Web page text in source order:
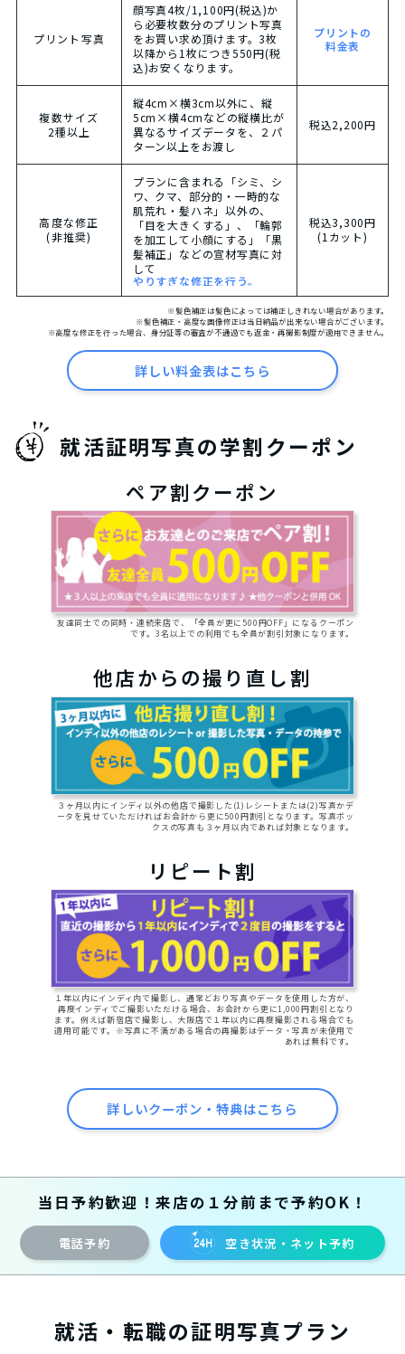
プリント写真
顔写真4枚/1,100円(税込)か
ら必要枚数分のプリント写真
をお買い求め頂けます。3枚
以降から1枚につき550円(税
込)お安くなります。
プリントの
料金表
複数サイズ
2種以上
縦4cm×横3cm以外に、縦
5cm×横4cmなどの縦横比が
異なるサイズデータを、２パ
ターン以上をお渡し
税込2,200円
高度な修正
(非推奨)
プランに含まれる「シミ、シ
ワ、クマ、部分的・一時的な
肌荒れ・髪ハネ」以外の、
「目を大きくする」、「輪郭
を加工して小顔にする」「黒
髪補正」などの宣材写真に対
して
やりすぎな修正を行う。
税込3,300円
(1カット)
※髪色補正は髪色によっては補正しきれない場合があります。
※髪色補正・高度な画像修正は当日納品が出来ない場合がございます。
※高度な修正を行った場合、身分証等の審査が不通過でも返金・再撮影制度が適用できません。
詳しい料金表はこちら
就活証明写真の学割クーポン
ペア割クーポン
友達同士での同時・連続来店で、「全員が更に500円OFF」になるクーポン
です。3名以上での利用でも全員が割引対象になります。
他店からの撮り直し割
３ヶ月以内にインディ以外の他店で撮影した(1)レシートまたは(2)写真かデ
ータを見せていただければお会計から更に500円割引となります。写真ボッ
クスの写真も３ヶ月以内であれば対象となります。
リピート割
１年以内にインディ内で撮影し、通常どおり写真やデータを使用した方が、
再度インディでご撮影いただける場合、お会計から更に1,000円割引となり
ます。例えば新宿店で撮影し、大阪店で１年以内に再度撮影される場合でも
適用可能です。※写真に不満がある場合の再撮影はデータ・写真が未使用で
あれば無料です。
詳しいクーポン・特典はこちら
当日予約歓迎！来店の１分前まで予約OK！
電話予約 空き状況・ネット予約
就活・転職の証明写真プラン